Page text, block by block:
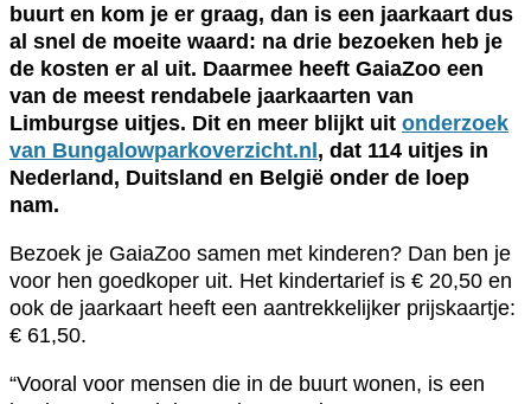
buurt en kom je er graag, dan is een jaarkaart dus
al snel de moeite waard: na drie bezoeken heb je
de kosten er al uit. Daarmee heeft GaiaZoo een
van de meest rendabele jaarkaarten van
Limburgse uitjes. Dit en meer blijkt uit onderzoek
van Bungalowparkoverzicht.nl, dat 114 uitjes in
Nederland, Duitsland en België onder de loep
nam.
Bezoek je GaiaZoo samen met kinderen? Dan ben je
voor hen goedkoper uit. Het kindertarief is € 20,50 en
ook de jaarkaart heeft een aantrekkelijker prijskaartje:
€ 61,50.
“Vooral voor mensen die in de buurt wonen, is een